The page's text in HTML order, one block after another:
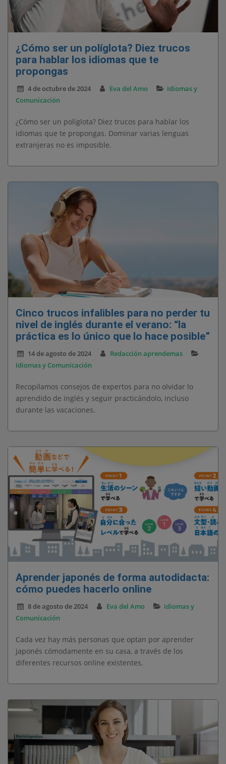
¿Cómo ser un políglota? Diez trucos
para hablar los idiomas que te
propongas
4 de octubre de 2024 Eva del Amo
Idiomas y
Comunicación
¿Cómo ser un políglota? Diez trucos para hablar los
idiomas que te propongas. Dominar varias lenguas
extranjeras no es imposible.
Cinco trucos infalibles para no perder tu
nivel de inglés durante el verano: “la
práctica es lo único que lo hace posible”
14 de agosto de 2024
Redacción aprendemas
Idiomas y Comunicación
Recopilamos consejos de expertos para no olvidar lo
aprendido de inglés y seguir practicándolo, incluso
durante las vacaciones.
Aprender japonés de forma autodidacta:
cómo puedes hacerlo online
8 de agosto de 2024 Eva del Amo
Idiomas y
Comunicación
Cada vez hay más personas que optan por aprender
japonés cómodamente en su casa, a través de los
diferentes recursos online existentes.